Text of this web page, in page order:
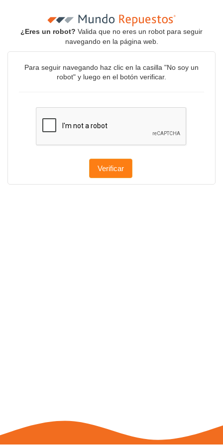
¿Eres un robot? Valida que no eres un robot para seguir
navegando en la página web.
Para seguir navegando haz clic en la casilla "No soy un
robot" y luego en el botón verificar.
Verificar